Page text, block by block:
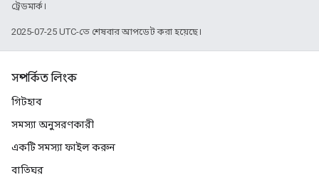
ট্রেডমার্ক।
2025-07-25 UTC-তে শেষবার আপডেট করা হয়েছে।
সম্পর্কিত লিংক
গিটহাব
সমস্যা অনুসরণকারী
একটি সমস্যা ফাইল করুন
বাতিঘর